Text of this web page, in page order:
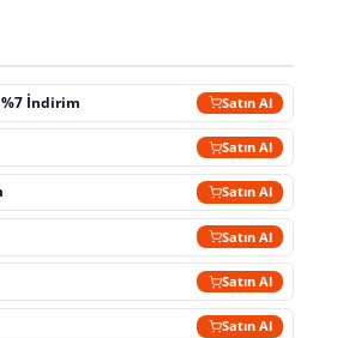
İndirim Satın Al
Satın Al
Satın Al
Satın Al
Satın Al
Satın Al